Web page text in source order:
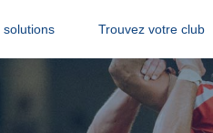
solutions Trouvez votre club